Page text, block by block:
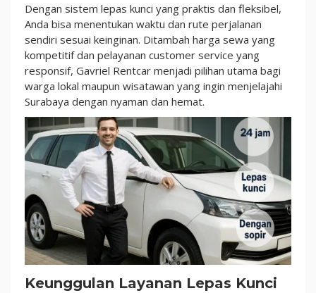
di
Kota
Pahlawan
Dengan sistem lepas kunci yang praktis dan fleksibel,
Anda bisa menentukan waktu dan rute perjalanan
sendiri sesuai keinginan. Ditambah harga sewa yang
kompetitif dan pelayanan customer service yang
responsif, Gavriel Rentcar menjadi pilihan utama bagi
warga lokal maupun wisatawan yang ingin menjelajahi
Surabaya dengan nyaman dan hemat.
Keunggulan Layanan Lepas Kunci